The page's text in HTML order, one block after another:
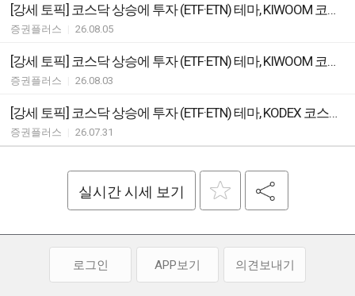
[강세 토픽] 코스닥 상승에 투자 (ETF·ETN) 테마, KIWOOM 코스닥150선물레버리지 +5.79%, RISE 코스닥150선물레버리지 +5.76%
증권플러스 26.08.05
[강세 토픽] 코스닥 상승에 투자 (ETF·ETN) 테마, KIWOOM 코스닥150선물레버리지 +7.12%, RISE 코스닥150선물레버리지 +6.61%
증권플러스 26.08.03
[강세 토픽] 코스닥 상승에 투자 (ETF·ETN) 테마, KODEX 코스닥150레버리지 +14.32%, TIGER 코스닥150 레버리지 +13.68%
증권플러스 26.07.31
실시간 시세 보기
로그인 APP보기 의견보내기